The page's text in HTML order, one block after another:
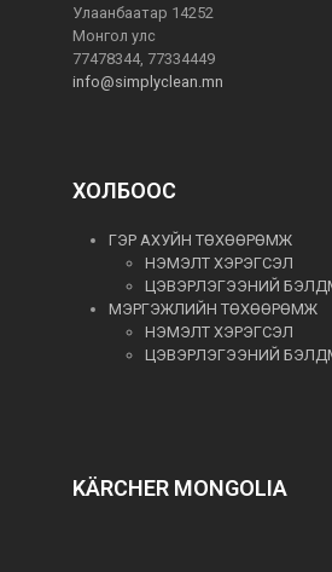
Улаанбаатар 14252
Монгол улс
77478344, 77334449
info@simplyclean.mn
ХОЛБООС
ГЭР АХУЙН ТӨХӨӨРӨМЖ
НЭМЭЛТ ХЭРЭГСЭЛ
ЦЭВЭРЛЭГЭЭНИЙ
МЭРГЭЖЛИЙН ТӨХӨӨРӨМЖ
НЭМЭЛТ ХЭРЭГСЭЛ
ЦЭВЭРЛЭГЭЭНИЙ
KÄRCHER MONGOLIA